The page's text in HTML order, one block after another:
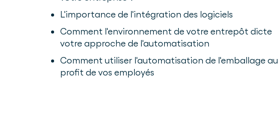
L'importance de l'intégration des logiciels
Comment l'environnement de votre entrepôt dicte
votre approche de l'automatisation
Comment utiliser l'automatisation de l'emballage au
profit de vos employés